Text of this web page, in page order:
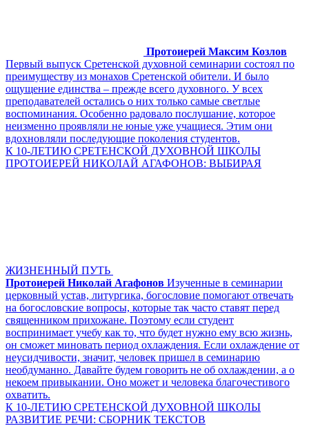
Протоиерей Максим Козлов
Первый выпуск Сретенской духовной семинарии состоял по
преимуществу из монахов Сретенской обители. И было
ощущение единства – прежде всего духовного. У всех
преподавателей остались о них только самые светлые
воспоминания. Особенно радовало послушание, которое
неизменно проявляли не юные уже учащиеся. Этим они
вдохновляли последующие поколения студентов.
К 10-ЛЕТИЮ СРЕТЕНСКОЙ ДУХОВНОЙ ШКОЛЫ
ПРОТОИЕРЕЙ НИКОЛАЙ АГАФОНОВ: ВЫБИРАЯ
ЖИЗНЕННЫЙ ПУТЬ
Протоиерей Николай Агафонов Изученные в семинарии
церковный устав, литургика, богословие помогают отвечать
на богословские вопросы, которые так часто ставят перед
священником прихожане. Поэтому если студент
воспринимает учебу как то, что будет нужно ему всю жизнь,
он сможет миновать период охлаждения. Если охлаждение от
неусидчивости, значит, человек пришел в семинарию
необдуманно. Давайте будем говорить не об охлаждении, а о
некоем привыкании. Оно может и человека благочестивого
охватить.
К 10-ЛЕТИЮ СРЕТЕНСКОЙ ДУХОВНОЙ ШКОЛЫ
РАЗВИТИЕ РЕЧИ: СБОРНИК ТЕКСТОВ